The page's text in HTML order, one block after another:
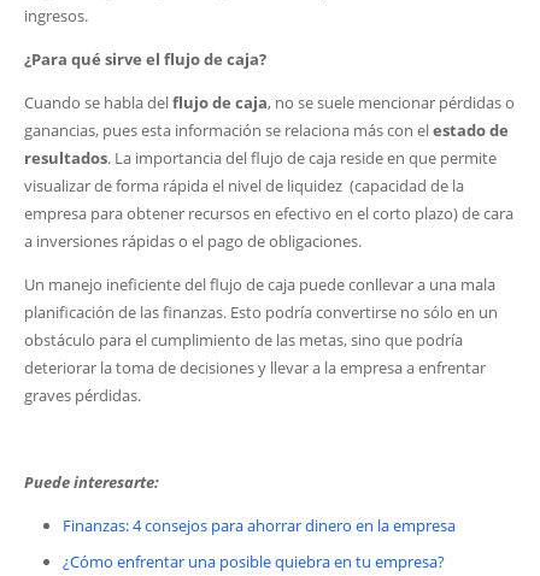
ingresos.
¿Para qué sirve el flujo de caja?
Cuando se habla delflujo de caja, no se suele mencionar pérdidas o
ganancias, pues esta información se relaciona más con elestado de
resultados. La importancia del flujo de caja reside en que permite
visualizar de forma rápida el nivel de liquidez (capacidad de la
empresa para obtener recursos en efectivo en el corto plazo) de cara
a inversiones rápidas o el pago de obligaciones.
Un manejo ineficiente del flujo de caja puede conllevar a una mala
planificación de las finanzas. Esto podría convertirse no sólo en un
obstáculo para el cumplimiento de las metas, sino que podría
deteriorar la toma de decisiones y llevar a la empresa a enfrentar
graves pérdidas.
Puede interesarte:
Finanzas: 4 consejos para ahorrar dinero en la empresa
¿Cómo enfrentar una posible quiebra en tu empresa?